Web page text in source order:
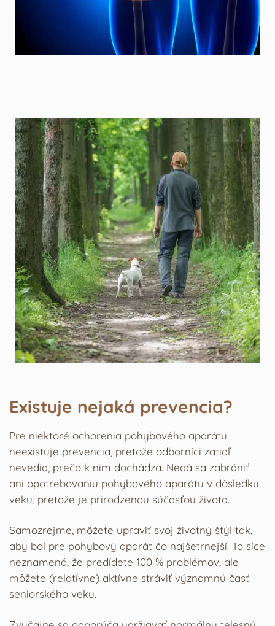
Existuje nejaká prevencia?
Pre niektoré ochorenia pohybového aparátu
neexistuje prevencia, pretože odborníci zatiaľ
nevedia, prečo k nim dochádza. Nedá sa zabrániť
ani opotrebovaniu pohybového aparátu v dôsledku
veku, pretože je prirodzenou súčasťou života.
Samozrejme, môžete upraviť svoj životný štýl tak,
aby bol pre pohybový aparát čo najšetrnejší. To síce
neznamená, že predídete 100 % problémov, ale
môžete (relatívne) aktívne stráviť významnú časť
seniorského veku.